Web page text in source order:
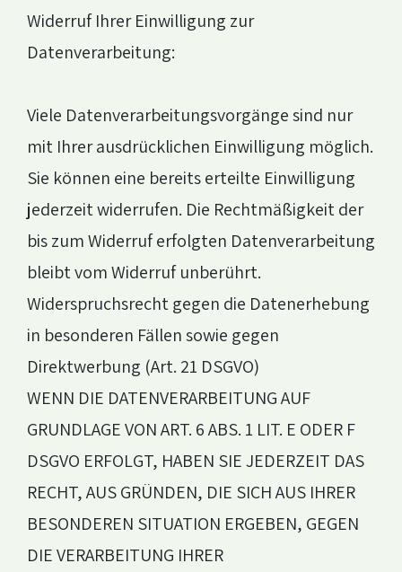
Widerruf Ihrer Einwilligung zur
Datenverarbeitung:
Viele Datenverarbeitungsvorgänge sind nur
mit Ihrer ausdrücklichen Einwilligung möglich.
Sie können eine bereits erteilte Einwilligung
jederzeit widerrufen. Die Rechtmäßigkeit der
bis zum Widerruf erfolgten Datenverarbeitung
bleibt vom Widerruf unberührt.
Widerspruchsrecht gegen die Datenerhebung
in besonderen Fällen sowie gegen
Direktwerbung (Art. 21 DSGVO)
WENN DIE DATENVERARBEITUNG AUF
GRUNDLAGE VON ART. 6 ABS. 1 LIT. E ODER F
DSGVO ERFOLGT, HABEN SIE JEDERZEIT DAS
RECHT, AUS GRÜNDEN, DIE SICH AUS IHRER
BESONDEREN SITUATION ERGEBEN, GEGEN
DIE VERARBEITUNG IHRER